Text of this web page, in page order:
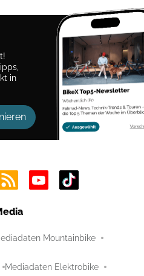
in
Mountainbike
Mediadaten Elektrobike